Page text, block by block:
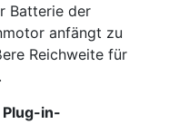
Batterie der
anfängt zu
Reichweite für
Plug-in-